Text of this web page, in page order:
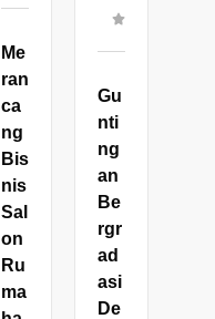
Me
ran
ca
ng
Bis
nis
Sal
on
Ru
ma
Gu
nti
ng
an
Be
rgr
ad
asi
De